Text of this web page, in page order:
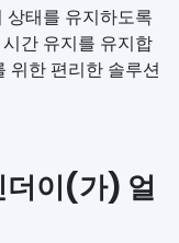
상태를 유지하도록
간 유지를 유지합
위한 편리한 솔루션
더이(가) 얼